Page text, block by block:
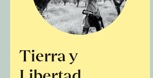
Tierra y